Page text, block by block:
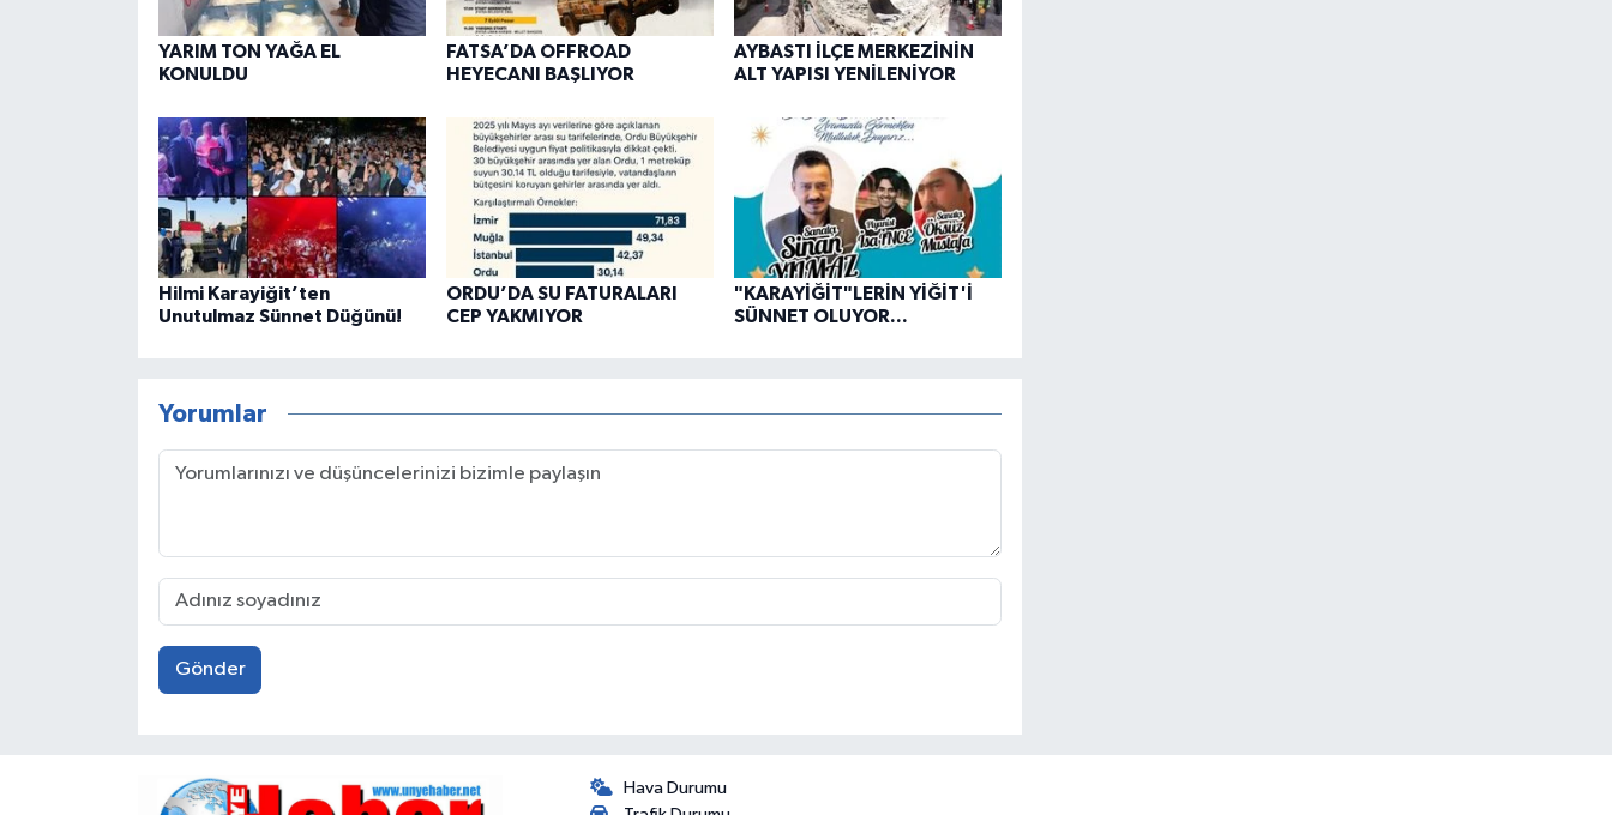
YARIM TON YAĞA EL
KONULDU
FATSA’DA OFFROAD
HEYECANI BAŞLIYOR
AYBASTI İLÇE MERKEZİNİN
ALT YAPISI YENİLENİYOR
Hilmi Karayiğit’ten
Unutulmaz Sünnet Düğünü!
ORDU’DA SU FATURALARI
CEP YAKMIYOR
"KARAYİĞİT"LERİN YİĞİT'İ
SÜNNET OLUYOR...
Yorumlar
Gönder
Hava Durumu